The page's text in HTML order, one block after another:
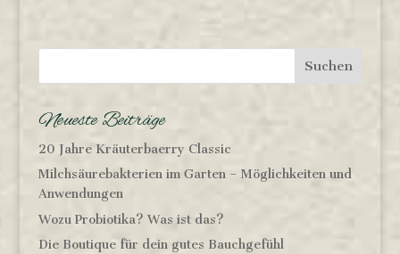
Neueste Beiträge
20 Jahre Kräuterbaerry Classic
Milchsäurebakterien im Garten – Möglichkeiten und
Anwendungen
Wozu Probiotika? Was ist das?
Die Boutique für dein gutes Bauchgefühl